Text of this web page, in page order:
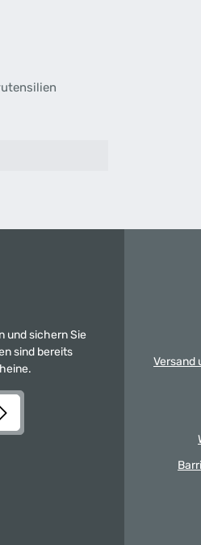
und sichern Sie
sind bereits
Versand